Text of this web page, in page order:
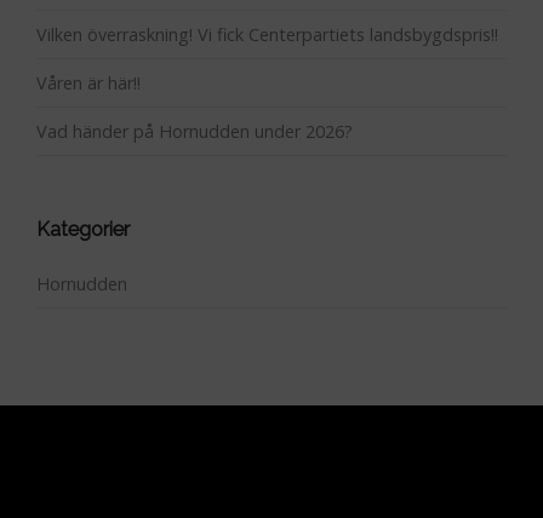
Vilken överraskning! Vi fick Centerpartiets landsbygdspris!!
Våren är här!!
Vad händer på Hornudden under 2026?
Kategorier
Hornudden